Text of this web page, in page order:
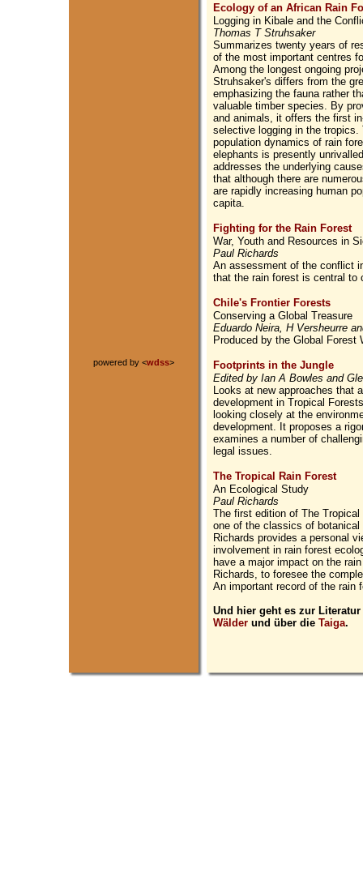
powered by <wdss>
Ecology of an African Rain
Logging in Kibale and the
Thomas T Struhsaker
Summarizes twenty years of
of the most important centres
Among the longest ongoing
Struhsaker's differs from the
emphasizing the fauna rather
valuable timber species. By
and animals, it offers the first
selective logging in the tropics.
population dynamics of rain
elephants is presently
addresses the underlying
that although there are
are rapidly increasing human
capita.
Fighting for the Rain Forest
War, Youth and Resources in
Paul Richards
An assessment of the conflict
that the rain forest is central to
Chile's Frontier Forests
Conserving a Global Treasure
Eduardo Neira, H Versheurre
Produced by the Global Forest
Footprints in the Jungle
Edited by Ian A Bowles and
Looks at new approaches
development in Tropical
looking closely at the
development. It proposes a
examines a number of
legal issues.
The Tropical Rain Forest
An Ecological Study
Paul Richards
The first edition of The
one of the classics of
Richards provides a personal
involvement in rain forest
have a major impact on the
Richards, to foresee the
An important record of the rain
Und hier geht es zur
Wälder und über die Taiga.